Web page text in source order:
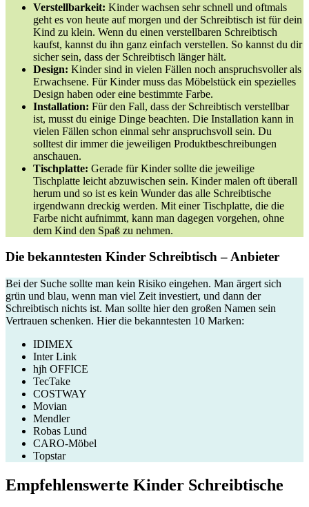
Verstellbarkeit: Kinder wachsen sehr schnell und oftmals
geht es von heute auf morgen und der Schreibtisch ist für dein
Kind zu klein. Wenn du einen verstellbaren Schreibtisch
kaufst, kannst du ihn ganz einfach verstellen. So kannst du dir
sicher sein, dass der Schreibtisch länger hält.
Design: Kinder sind in vielen Fällen noch anspruchsvoller als
Erwachsene. Für Kinder muss das Möbelstück ein spezielles
Design haben oder eine bestimmte Farbe.
Installation: Für den Fall, dass der Schreibtisch verstellbar
ist, musst du einige Dinge beachten. Die Installation kann in
vielen Fällen schon einmal sehr anspruchsvoll sein. Du
solltest dir immer die jeweiligen Produktbeschreibungen
anschauen.
Tischplatte: Gerade für Kinder sollte die jeweilige
Tischplatte leicht abzuwischen sein. Kinder malen oft überall
herum und so ist es kein Wunder das alle Schreibtische
irgendwann dreckig werden. Mit einer Tischplatte, die die
Farbe nicht aufnimmt, kann man dagegen vorgehen, ohne
dem Kind den Spaß zu nehmen.
Die bekanntesten Kinder Schreibtisch – Anbieter
Bei der Suche sollte man kein Risiko eingehen. Man ärgert sich
grün und blau, wenn man viel Zeit investiert, und dann der
Schreibtisch nichts ist. Man sollte hier den großen Namen sein
Vertrauen schenken. Hier die bekanntesten 10 Marken:
IDIMEX
Inter Link
hjh OFFICE
TecTake
COSTWAY
Movian
Mendler
Robas Lund
CARO-Möbel
Topstar
Empfehlenswerte Kinder Schreibtische